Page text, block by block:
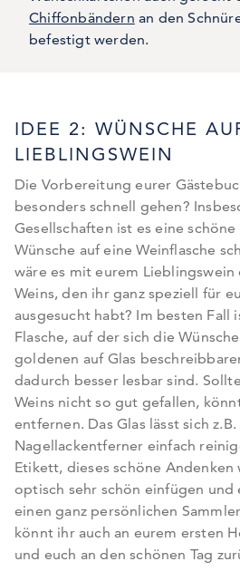
Chiffonbändern an den
befestigt werden.
IDEE 2: WÜNSCHE
LIEBLINGSWEIN
Die Vorbereitung eurer
besonders schnell gehen?
Gesellschaften ist es eine
Wünsche auf eine Weinflasche
wäre es mit eurem Lieblingswein
Weins, den ihr ganz speziell für
ausgesucht habt? Im besten Fall
Flasche, auf der sich die
goldenen auf Glas
dadurch besser lesbar sind.
Weins nicht so gut gefallen,
entfernen. Das Glas lässt sich
Nagellackentferner einfach
Etikett, dieses schöne Andenken
optisch sehr schön einfügen
einen ganz persönlichen
könnt ihr auch an eurem ersten
und euch an den schönen Tag